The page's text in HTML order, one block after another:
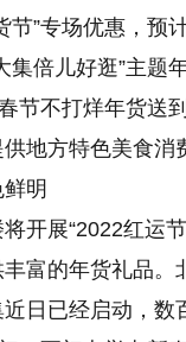
节”专场优惠，预
集倍儿好逛”主题
节不打烊年货送
地方特色美食消
明
开展“2022红运
富的年货礼品。
日已经启动，